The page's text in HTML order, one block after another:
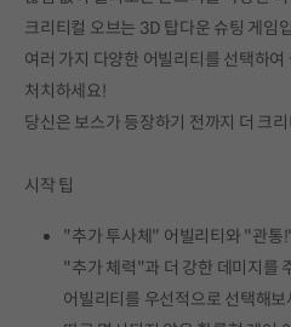
제 디스코드 서버에 접속하시
보" 채널이 존재합니다.
이곳에 부담 갖지 마시고 편하
https://discord.gg/
크리티컬 오브는 3D 탑다운 슈팅 게임
여러 가지 다양한 어빌리티를 선택하
처치하세요!
당신은 보스가 등장하기 전까지 더 크
시작 팁
"추가 투사체" 어빌리티와 "관통
"추가 체력"과 더 강한 데미지를
어빌리티를 우선적으로 선택해보